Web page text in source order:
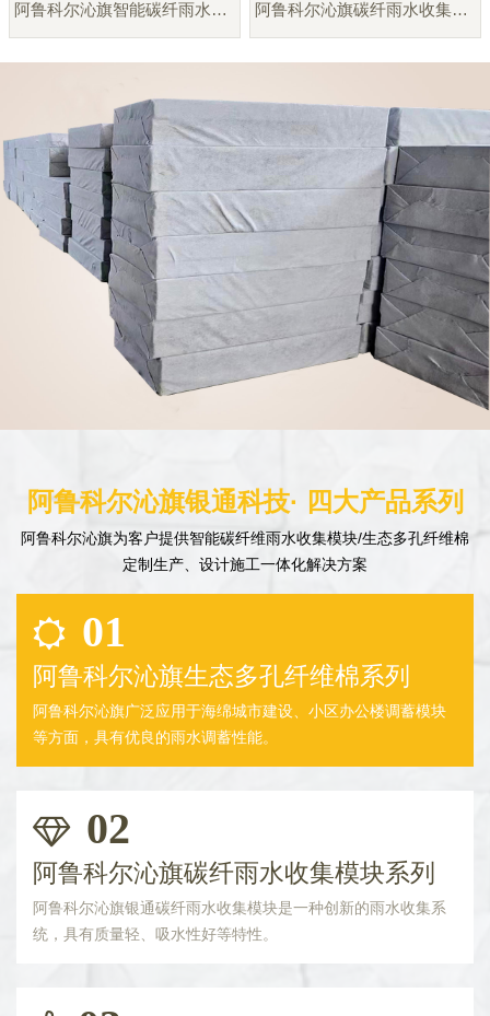
阿鲁科尔沁旗智能碳纤雨水收集模块 阿鲁科尔沁旗碳纤雨水收集模块厂家
阿鲁科尔沁旗银通科技· 四大产品系列
阿鲁科尔沁旗为客户提供智能碳纤维雨水收集模块/生态多孔纤维棉
定制生产、设计施工一体化解决方案
01
阿鲁科尔沁旗生态多孔纤维棉系列
阿鲁科尔沁旗广泛应用于海绵城市建设、小区办公楼调蓄模块
等方面，具有优良的雨水调蓄性能。
02
阿鲁科尔沁旗碳纤雨水收集模块系列
阿鲁科尔沁旗银通碳纤雨水收集模块是一种创新的雨水收集系
统，具有质量轻、吸水性好等特性。